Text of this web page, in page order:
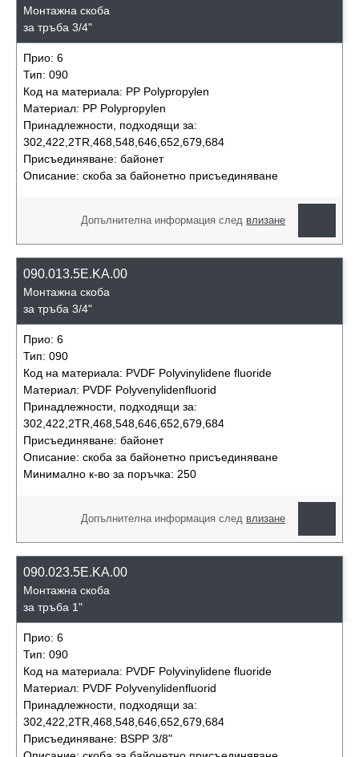
Монтажна скоба
за тръба 3/4"
Прио: 6
Тип: 090
Код на материала: PP Polypropylen
Материал: PP Polypropylen
Принадлежности, подходящи за:
302,422,2TR,468,548,646,652,679,684
Присъединяване: байонет
Описание: скоба за байонетно присъединяване
Допълнителна информация след влизане
090.013.5E.KA.00
Монтажна скоба
за тръба 3/4"
Прио: 6
Тип: 090
Код на материала: PVDF Polyvinylidene fluoride
Материал: PVDF Polyvenylidenfluorid
Принадлежности, подходящи за:
302,422,2TR,468,548,646,652,679,684
Присъединяване: байонет
Описание: скоба за байонетно присъединяване
Минимално к-во за поръчка: 250
Допълнителна информация след влизане
090.023.5E.KA.00
Монтажна скоба
за тръба 1"
Прио: 6
Тип: 090
Код на материала: PVDF Polyvinylidene fluoride
Материал: PVDF Polyvenylidenfluorid
Принадлежности, подходящи за:
302,422,2TR,468,548,646,652,679,684
Присъединяване: BSPP 3/8"